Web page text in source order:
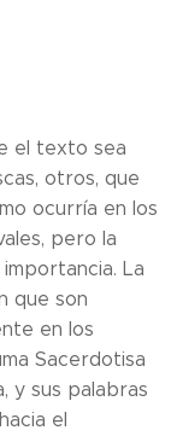
el texto sea
otros, que
ocurría en los
pero la
La
que son
en los
Sacerdotisa
y sus palabras
el